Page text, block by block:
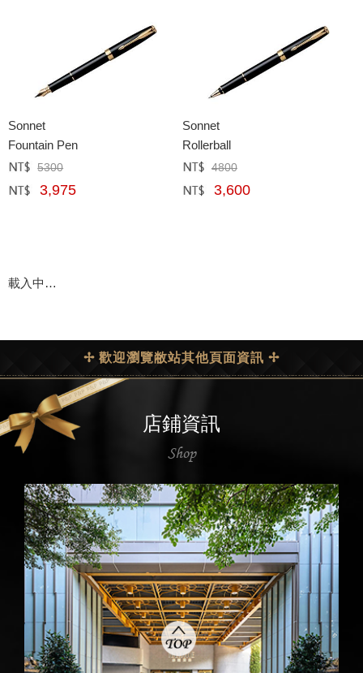
Sonnet
Fountain Pen
定價﹕5300
網購﹕ 3,975
Sonnet
Rollerball
定價﹕ 4800
網購﹕ 3,600
載入中…
✢ 歡迎瀏覽敝站其他頁面資訊 ✢
店鋪資訊
Shop